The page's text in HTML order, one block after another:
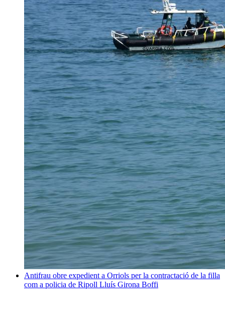
Antifrau obre expedient a Orriols per la contractació de la filla
com a policia de Ripoll Lluís Girona Boffi